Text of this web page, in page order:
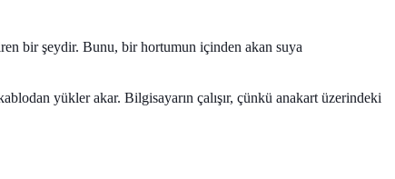
bir şeydir. Bunu, bir hortumun içinden akan suya
yükler akar. Bilgisayarın çalışır, çünkü anakart üzerindeki